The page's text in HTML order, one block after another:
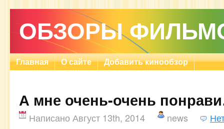
ОБЗОРЫ
Главная О сайте Добавить кинообзор
А мне очень-очень
Написано Август 13th, 2014 news